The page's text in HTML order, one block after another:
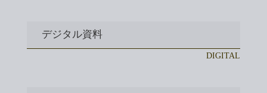
デジタル資料
DIGITAL